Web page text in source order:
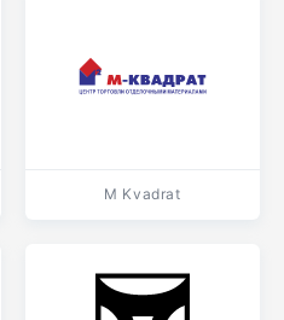
M Kvadrat